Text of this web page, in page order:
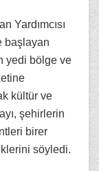
Yardımcısı
başlayan
yedi bölge ve
kültür ve
şehirlerin
birer
söyledi.